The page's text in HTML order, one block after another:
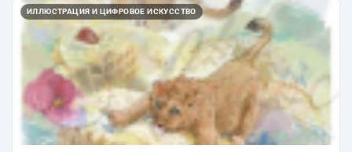
ИЛЛЮСТРАЦИЯ И ЦИФРОВОЕ ИСКУССТВО